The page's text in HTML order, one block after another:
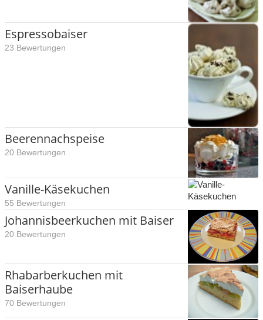
Espressobaiser
23 Bewertungen
Beerennachspeise
20 Bewertungen
Vanille-Käsekuchen
55 Bewertungen
Johannisbeerkuchen mit Baiser
20 Bewertungen
Rhabarberkuchen mit
Baiserhaube
70 Bewertungen